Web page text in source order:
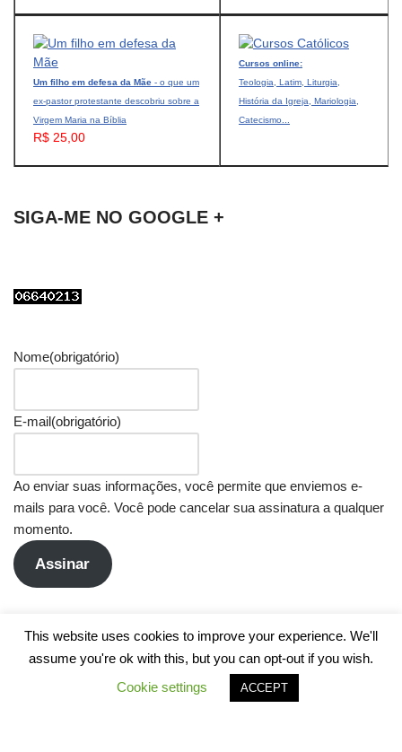
Um filho em defesa da Mãe - o que um
ex-pastor protestante descobriu sobre a
Virgem Maria na Bíblia
R$ 25,00
Cursos online:
Teologia, Latim, Liturgia,
História da Igreja, Mariologia,
Catecismo...
SIGA-ME NO GOOGLE +
Nome(obrigatório)
E-mail(obrigatório)
Ao enviar suas informações, você permite que enviemos e-
mails para você. Você pode cancelar sua assinatura a qualquer
momento.
Assinar
This website uses cookies to improve your experience. We'll
assume you're ok with this, but you can opt-out if you wish.
Cookie settings
ACCEPT